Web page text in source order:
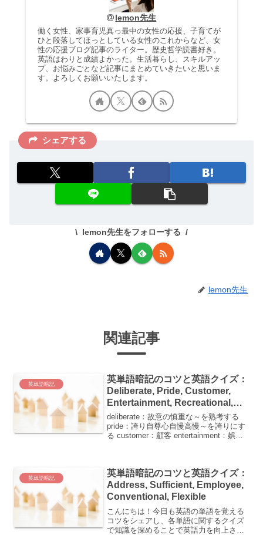
lemon先生
働く女性、家事育児真っ最中の女性の応援、子育てが
ひと段落してほっとしている女性のこれからなど、女
性の応援ブログ記事のライター。歴史哲学読書好き。
英語はわりと成績よかった。生活暮らし、スキルアッ
プ、お悩みごとなど記事にまとめていきたいと思いま
す。よろしくお願いいたします。
シェアする
lemon先生をフォローする
lemon先生
関連記事
英単語暗記
英単語暗記のコツと英語クイズ：
Deliberate, Pride, Customer,
Entertainment, Recreational,
Regret
deliberate：故意の慎重な～を熟考する
pride：誇り自尊心自慢高慢～を誇りにす
る customer：顧客 entertainment：娯楽
英単語暗記
英単語暗記のコツと英語クイズ：
Address, Sufficient, Employee,
Conventional, Flexible
こんにちは！今日も英語の単語を覚える
コツをシェアし、各単語に関するクイズ
で知識を深めることで英語力を向上させ